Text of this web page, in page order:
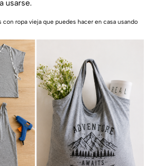
usarse.
con ropa vieja que puedes hacer en casa usando